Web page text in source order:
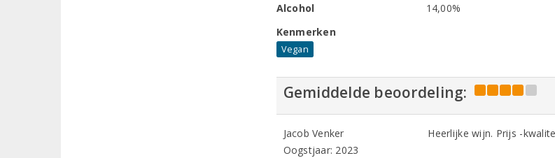
Alcohol
14,00%
Kenmerken
Vegan
Gemiddelde beoordeling:
Jacob Venker
Oogstjaar: 2023
Heerlijke wijn. Prijs -